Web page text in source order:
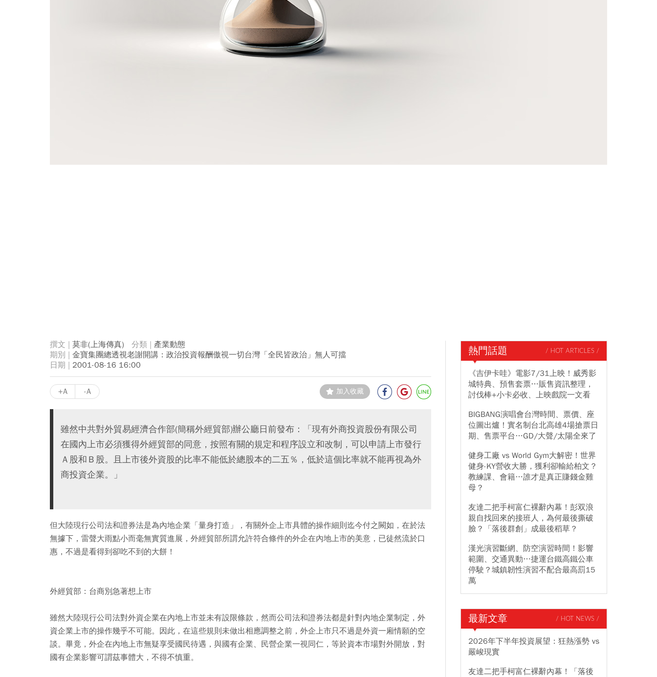
莫非(上海傳真)
產業動態
金寶集團總透視老謝開講：政治投資報酬傲視一切台灣「全民皆政治」無人可擋
2001-08-16 16:00
+A -A 加入收藏
雖然中共對外貿易經濟合作部(簡稱外經貿部)辦公廳日前發布：「現有外商投資股份有限公司
在國內上市必須獲得外經貿部的同意，按照有關的規定和程序設立和改制，可以申請上市發行
Ａ股和Ｂ股。且上市後外資股的比率不能低於總股本的二五％，低於這個比率就不能再視為外
商投資企業。」
但大陸現行公司法和證券法是為內地企業「量身打造」，有關外企上市具體的操作細則迄今付之闕如，在於法
無據下，雷聲大雨點小而毫無實質進展，外經貿部所謂允許符合條件的外企在內地上市的美意，已徒然流於口
惠，不過是看得到卻吃不到的大餅！
外經貿部：台商別急著想上市
雖然大陸現行公司法對外資企業在內地上市並未有設限條款，然而公司法和證券法都是針對內地企業制定，外
資企業上市的操作幾乎不可能。因此，在這些規則未做出相應調整之前，外企上市只不過是外資一廂情願的空
談。畢竟，外企在內地上市無疑享受國民待遇，與國有企業、民營企業一視同仁，等於資本市場對外開放，對
國有企業影響可謂茲事體大，不得不慎重。
熱門話題 / HOT ARTICLES /
《吉伊卡哇》電影7/31上映！威秀影
城特典、預售套票…販售資訊整理，
討伐棒+小卡必收、上映戲院一文看
BIGBANG演唱會台灣時間、票價、座
位圖出爐！實名制台北高雄4場搶票日
期、售票平台…GD/大聲/太陽全來了
健身工廠 vs World Gym大解密！世界
健身-KY營收大勝，獲利卻輸給柏文？
教練課、會籍…誰才是真正賺錢金雞
母？
友達二把手柯富仁裸辭內幕！彭双浪
親自找回來的接班人，為何最後撕破
臉？「落後群創」成最後稻草？
漢光演習斷網、防空演習時間！影響
範圍、交通異動…捷運台鐵高鐵公車
停駛？城鎮韌性演習不配合最高罰15
萬
最新文章 / HOT NEWS /
2026年下半年投資展望：狂熱漲勢 vs
嚴峻現實
友達二把手柯富仁裸辭內幕！「落後